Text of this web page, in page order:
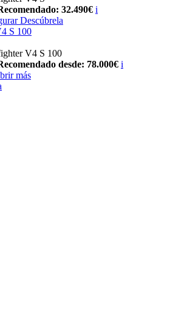
32.490€ i
Descúbrela
S 100
V4 S 100
desde: 78.000€ i
más